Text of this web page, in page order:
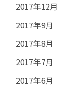
2017年12月
2017年9月
2017年8月
2017年7月
2017年6月